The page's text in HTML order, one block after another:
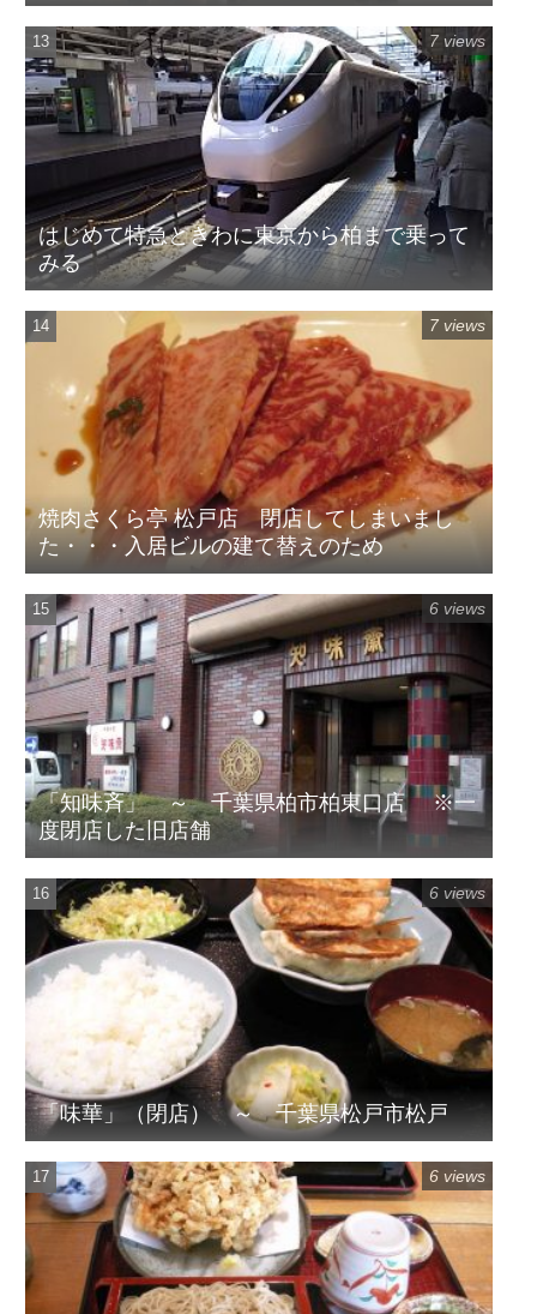
はじめて特急ときわに東京から柏まで乗って
みる
7 views
焼肉さくら亭 松戸店 閉店してしまいまし
た・・・入居ビルの建て替えのため
7 views
「知味斉」 ～ 千葉県柏市柏東口店 ※一
度閉店した旧店舗
6 views
「味華」（閉店） ～ 千葉県松戸市松戸
6 views
6 views